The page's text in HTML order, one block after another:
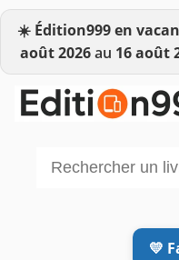
☀️ Édition999 en
août 2026au 16 août
💛